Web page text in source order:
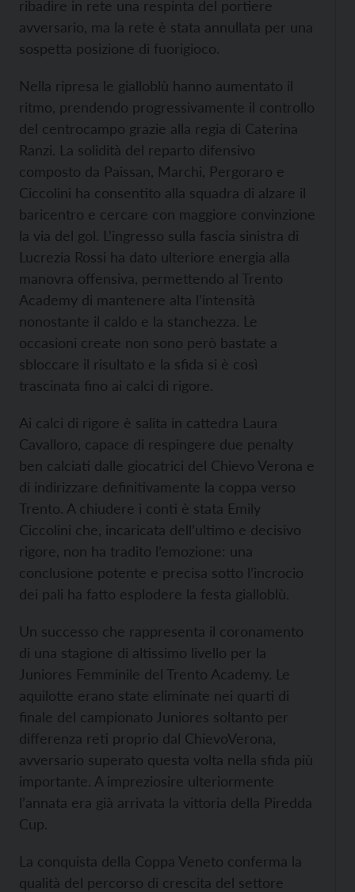
ribadire in rete una respinta del portiere
avversario, ma la rete è stata annullata per una
sospetta posizione di fuorigioco.
Nella ripresa le gialloblù hanno aumentato il
ritmo, prendendo progressivamente il controllo
del centrocampo grazie alla regia di Caterina
Ranzi. La solidità del reparto difensivo
composto da Paissan, Marchi, Pergoraro e
Ciccolini ha consentito alla squadra di alzare il
baricentro e cercare con maggiore convinzione
la via del gol. L’ingresso sulla fascia sinistra di
Lucrezia Rossi ha dato ulteriore energia alla
manovra offensiva, permettendo al Trento
Academy di mantenere alta l’intensità
nonostante il caldo e la stanchezza. Le
occasioni create non sono però bastate a
sbloccare il risultato e la sfida si è così
trascinata fino ai calci di rigore.
Ai calci di rigore è salita in cattedra Laura
Cavalloro, capace di respingere due penalty
ben calciati dalle giocatrici del Chievo Verona e
di indirizzare definitivamente la coppa verso
Trento. A chiudere i conti è stata Emily
Ciccolini che, incaricata dell’ultimo e decisivo
rigore, non ha tradito l’emozione: una
conclusione potente e precisa sotto l’incrocio
dei pali ha fatto esplodere la festa gialloblù.
Un successo che rappresenta il coronamento
di una stagione di altissimo livello per la
Juniores Femminile del Trento Academy. Le
aquilotte erano state eliminate nei quarti di
finale del campionato Juniores soltanto per
differenza reti proprio dal ChievoVerona,
avversario superato questa volta nella sfida più
importante. A impreziosire ulteriormente
l’annata era già arrivata la vittoria della Piredda
Cup.
La conquista della Coppa Veneto conferma la
qualità del percorso di crescita del settore